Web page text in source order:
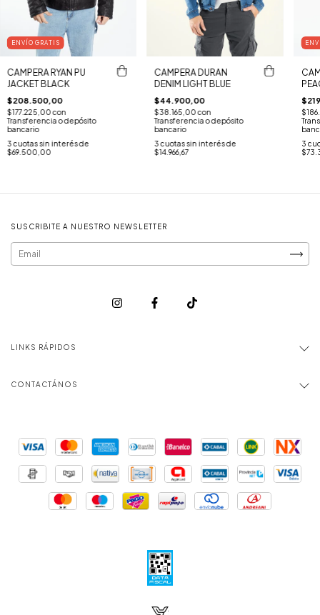
ENVÍO GRATIS
CAMPERA RYAN PU
JACKET BLACK
$208.500,00
$177.225,00con
Transferencia o depósito
bancario
3 cuotas sin interés de
$69.500,00
CAMPERA DURAN
DENIM LIGHT BLUE
$44.900,00
$38.165,00con
Transferencia o depósito
bancario
3 cuotas sin interés de
$14.966,67
3
SUSCRIBITE A NUESTRO NEWSLETTER
LINKS RÁPIDOS
CONTACTÁNOS